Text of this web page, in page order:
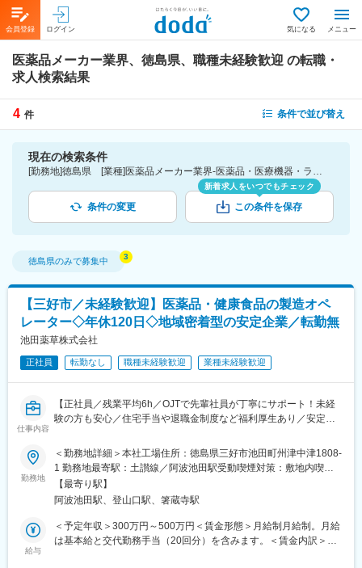
会員登録 ログイン 気になる メニュー
医薬品メーカー業界、徳島県、職種未経験歓迎 の転職・
求人検索結果
4 件 条件で並び替え
現在の検索条件
[勤務地]徳島県 [業種]医薬品メーカー業界-医薬品・医療機器・ライフサイエンス・医療系サービス [こだわり条件ピックアップ]職種未経験歓迎 [詳細条件](募集・採用情報)職種未経験歓迎
条件の変更
新着求人をいつでもチェック
この条件を保存
徳島県のみで募集中
【三好市／未経験歓迎】医薬品・健康食品の製造オペ
レーター◇年休120日◇地域密着型の安定企業／転勤無
池田薬草株式会社
正社員 転勤なし 職種未経験歓迎 業種未経験歓迎
仕事内容
【正社員／残業平均6h／OJTで先輩社員が丁寧にサポート！未経
験の方も安心／住宅手当や退職金制度など福利厚生あり／安定し
＼おすすめポイント！／
・年間休日120日、長期休暇はGW・お盆・年末年始に毎回5～9連
休のお休みあり
・有給消化率も80％以上と平均に比べて高い、長期就業しやすい
・マイカー通勤も可能、駐車場完備（交通費支給有）
勤務地
＜勤務地詳細＞本社工場住所：徳島県三好市池田町州津中津1808-
1 勤務地最寄駅：土讃線／阿波池田駅受動喫煙対策：敷地内喫煙
可能場所あり変更の範囲：無
【最寄り駅】
阿波池田駅、登山口駅、箸蔵寺駅
給与
＜予定年収＞300万円～500万円＜賃金形態＞月給制月給制。月給
は基本給と交代勤務手当（20回分）を含みます。＜賃金内訳＞月